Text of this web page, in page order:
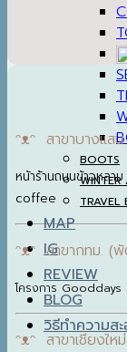
BOOTS
WINTER
TRAVEL
MAP
IG
REVIEW
BLOG
วิธีทำความส
ᵔᴥᵔ สาขาบางแ
หน้าร้านถนนข้าวหล
coffee
ᵔᴥᵔ สาขากทม. (
โครงการ
ᵔᴥᵔ สาขาเชียง